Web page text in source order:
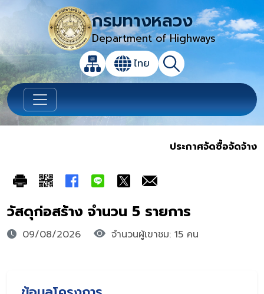
กรมทางหลวง
Department of Highways
แผนผังเว็บไซต์
เปลี่ยนภาษา
ไทย ค้นหา
เปิดกล่องค้นหาข้อมูลหลักของเว็บไซต์
ประกาศจัดซื้อจัดจ้าง
วัสดุก่อสร้าง จำนวน 5 รายการ
09/08/2026 จำนวนผู้เขาชม: 15 คน